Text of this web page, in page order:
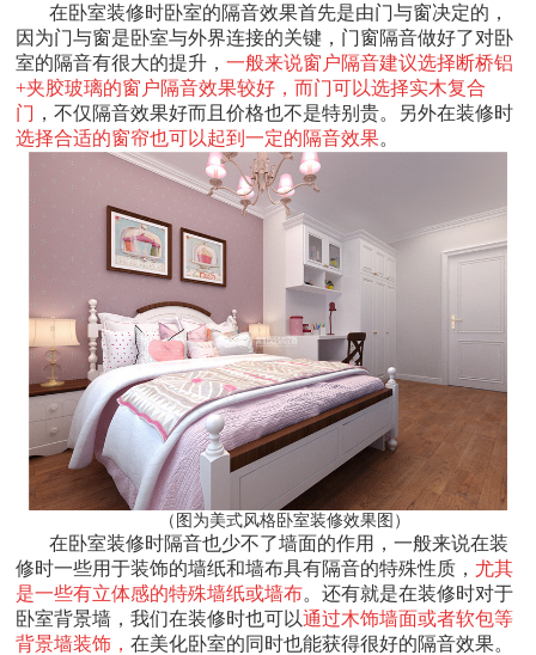
在卧室装修时卧室的隔音效果首先是由门与窗决定的，
因为门与窗是卧室与外界连接的关键，门窗隔音做好了对卧
室的隔音有很大的提升，一般来说窗户隔音建议选择断桥铝
+夹胶玻璃的窗户隔音效果较好，而门可以选择实木复合
门 ，不仅隔音效果好而且价格也不是特别贵。另外在装修时
选择合适的窗帘也可以起到一定的隔音效果。
（图为美式风格卧室装修效果图）
在卧室装修时隔音也少不了墙面的作用，一般来说在装
修时一些用于装饰的墙纸和墙布具有隔音的特殊性质， 尤其
是一些有立体感的特殊墙纸或墙布。还有就是在装修时对于
卧室背景墙，我们在装修时也可以通过木饰墙面或者软包等
背景墙装饰，在美化卧室的同时也能获得很好的隔音效果。